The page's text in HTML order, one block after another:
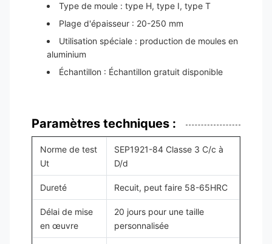
Type de moule : type H, type I, type T
Plage d'épaisseur : 20-250 mm
Utilisation spéciale : production de moules en
aluminium
Échantillon : Échantillon gratuit disponible
Paramètres techniques :
Norme de test
Ut
SEP1921-84 Classe 3 C/c à
D/d
Dureté Recuit, peut faire 58-65HRC
Délai de mise
en œuvre
20 jours pour une taille
personnalisée